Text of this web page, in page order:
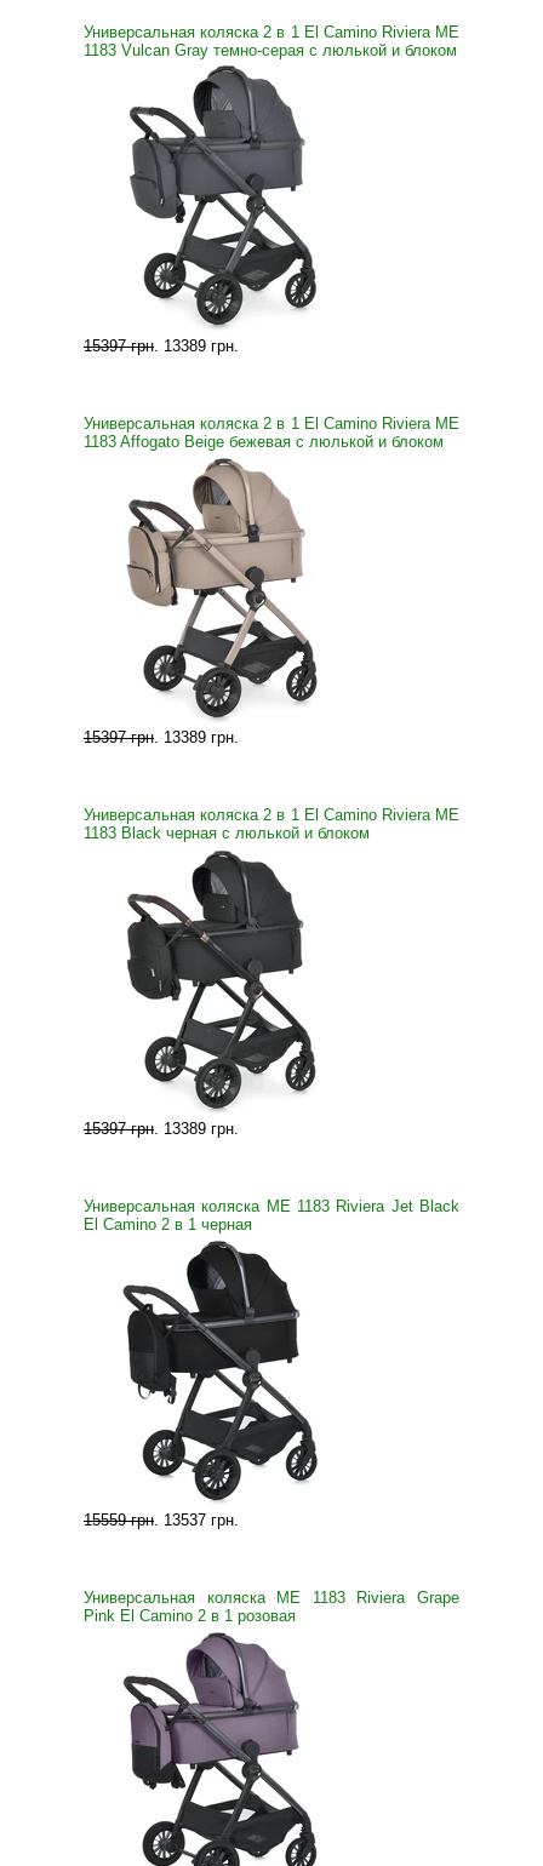
Универсальная коляска 2 в 1 El Camino Riviera ME
1183 Vulcan Gray темно-серая с люлькой и блоком
15397 грн. 13389 грн.
Универсальная коляска 2 в 1 El Camino Riviera ME
1183 Affogato Beige бежевая с люлькой и блоком
15397 грн. 13389 грн.
Универсальная коляска 2 в 1 El Camino Riviera ME
1183 Black черная с люлькой и блоком
15397 грн. 13389 грн.
Универсальная коляска ME 1183 Riviera Jet Black
El Camino 2 в 1 черная
15559 грн. 13537 грн.
Универсальная коляска ME 1183 Riviera Grape
Pink El Camino 2 в 1 розовая